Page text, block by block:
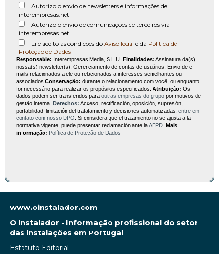
Autorizo o envio de newsletters e informações de
interempresas.net
Autorizo o envio de comunicações de terceiros via
interempresas.net
Li e aceito as condições do Aviso legal e da Política de
Proteção de Dados
Responsable: Interempresas Media, S.L.U. Finalidades: Assinatura da(s)
nossa(s) newsletter(s). Gerenciamento de contas de usuários. Envio de e-
mails relacionados a ele ou relacionados a interesses semelhantes ou
associados. Conservação: durante o relacionamento com você, ou enquanto
for necessário para realizar os propósitos especificados. Atribuição: Os
dados podem ser transferidos para outras empresas do grupo por motivos de
gestão interna. Derechos: Acceso, rectificación, oposición, supresión,
portabilidad, limitación del tratatamiento y decisiones automatizadas: entre em
contato com nosso DPO . Si considera que el tratamiento no se ajusta a la
normativa vigente, puede presentar reclamación ante laAEPD Mais
informação: Política de Proteção de Dados
www.oinstalador.com
O Instalador - Informação profissional do setor
das instalações em Portugal
Estatuto Editorial